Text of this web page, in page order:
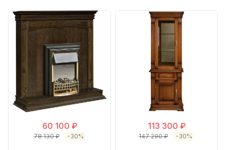
60 100 ₽
78 130 ₽ -30%
113 300 ₽
147 290 ₽ -30%